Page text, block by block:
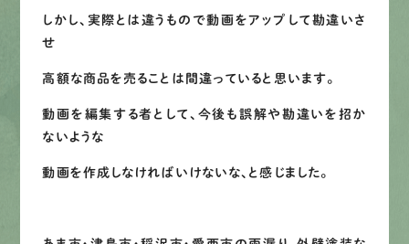
しかし、実際とは違うもので動画をアップして勘違いさ
せ
高額な商品を売ることは間違っていると思います。
動画を編集する者として、今後も誤解や勘違いを招か
ないような
動画を作成しなければいけないな、と感じました。